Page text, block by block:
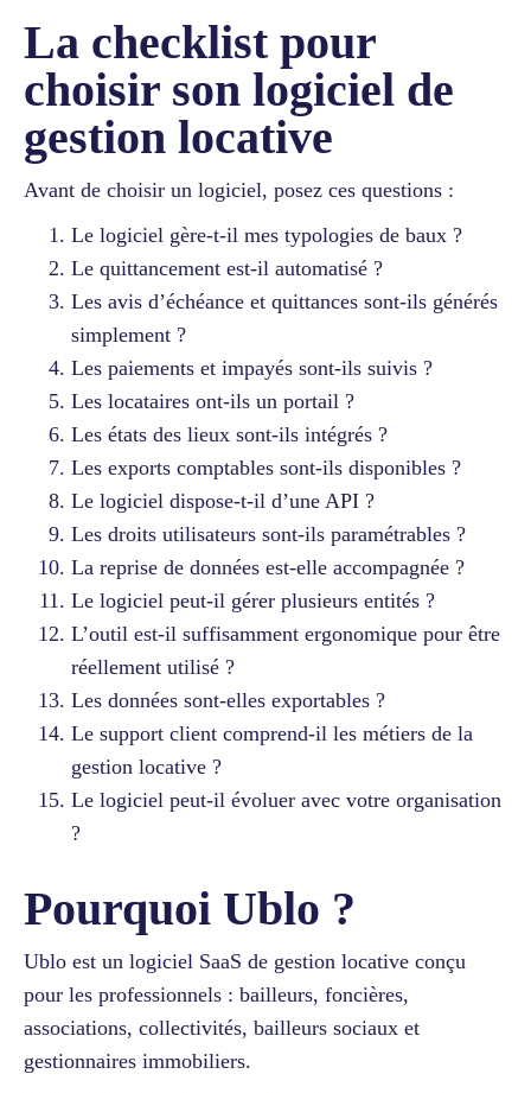
La checklist pour
choisir son logiciel de
gestion locative
Avant de choisir un logiciel, posez ces questions :
Le logiciel gère-t-il mes typologies de baux ?
Le quittancement est-il automatisé ?
Les avis d’échéance et quittances sont-ils générés
simplement ?
Les paiements et impayés sont-ils suivis ?
Les locataires ont-ils un portail ?
Les états des lieux sont-ils intégrés ?
Les exports comptables sont-ils disponibles ?
Le logiciel dispose-t-il d’une API ?
Les droits utilisateurs sont-ils paramétrables ?
La reprise de données est-elle accompagnée ?
Le logiciel peut-il gérer plusieurs entités ?
L’outil est-il suffisamment ergonomique pour être
réellement utilisé ?
Les données sont-elles exportables ?
Le support client comprend-il les métiers de la
gestion locative ?
Le logiciel peut-il évoluer avec votre organisation
?
Pourquoi Ublo ?
Ublo est un logiciel SaaS de gestion locative conçu
pour les professionnels : bailleurs, foncières,
associations, collectivités, bailleurs sociaux et
gestionnaires immobiliers.